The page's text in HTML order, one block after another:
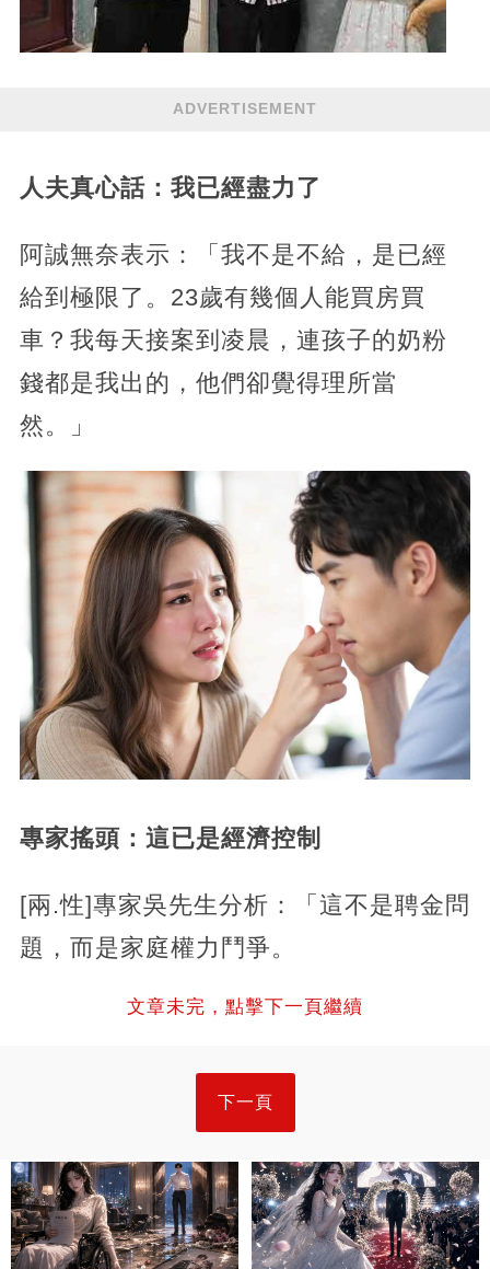
ADVERTISEMENT
人夫真心話：我已經盡力了
阿誠無奈表示：「我不是不給，是已經
給到極限了。23歲有幾個人能買房買
車？我每天接案到凌晨，連孩子的奶粉
錢都是我出的，他們卻覺得理所當
然。」
專家搖頭：這已是經濟控制
[兩.性]專家吳先生分析：「這不是聘金問
題，而是家庭權力鬥爭。
文章未完，點擊下一頁繼續
下一頁